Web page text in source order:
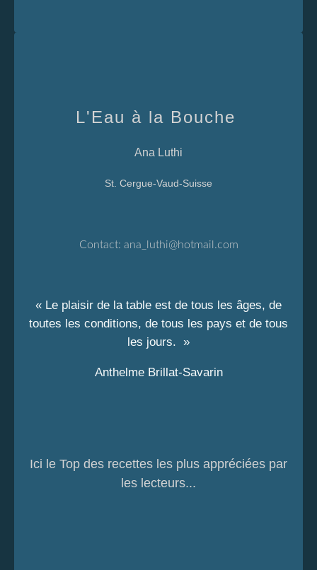
L'Eau à la Bouche
Ana Luthi
St. Cergue-Vaud-Suisse
Contact: ana_luthi@hotmail.com
« Le plaisir de la table est de tous les âges, de
toutes les conditions, de tous les pays et de tous
les jours. »
Anthelme Brillat-Savarin
Ici le Top des recettes les plus appréciées par
les lecteurs...